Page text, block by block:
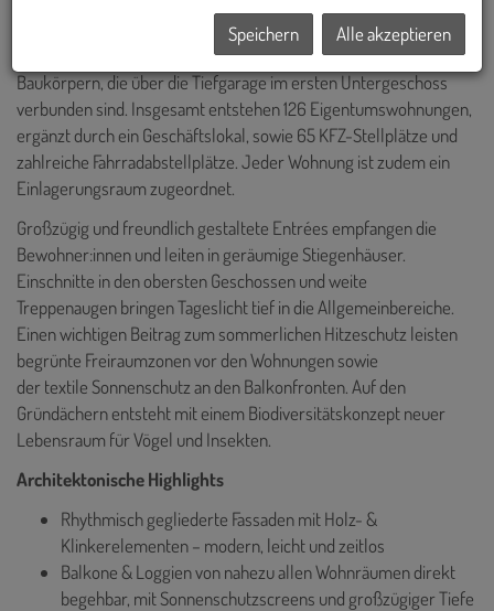
Der Gebäudekomplex besteht aus zwei trapezförmigen
Baukörpern, die über die Tiefgarage im ersten Untergeschoss
verbunden sind. Insgesamt entstehen 126 Eigentumswohnungen,
ergänzt durch ein Geschäftslokal, sowie 65 KFZ-Stellplätze und
zahlreiche Fahrradabstellplätze. Jeder Wohnung ist zudem ein
Einlagerungsraum zugeordnet.
Großzügig und freundlich gestaltete Entrées empfangen die
Bewohner:innen und leiten in geräumige Stiegenhäuser.
Einschnitte in den obersten Geschossen und weite
Treppenaugen bringen Tageslicht tief in die Allgemeinbereiche.
Einen wichtigen Beitrag zum sommerlichen Hitzeschutz leisten
begrünte Freiraumzonen vor den Wohnungen sowie
der textile Sonnenschutz an den Balkonfronten. Auf den
Gründächern entsteht mit einem Biodiversitätskonzept neuer
Lebensraum für Vögel und Insekten.
Architektonische Highlights
Rhythmisch gegliederte Fassaden mit Holz- &
Klinkerelementen – modern, leicht und zeitlos
Balkone & Loggien von nahezu allen Wohnräumen direkt
begehbar, mit Sonnenschutzscreens und großzügiger Tiefe
Speichern Alle akzeptieren